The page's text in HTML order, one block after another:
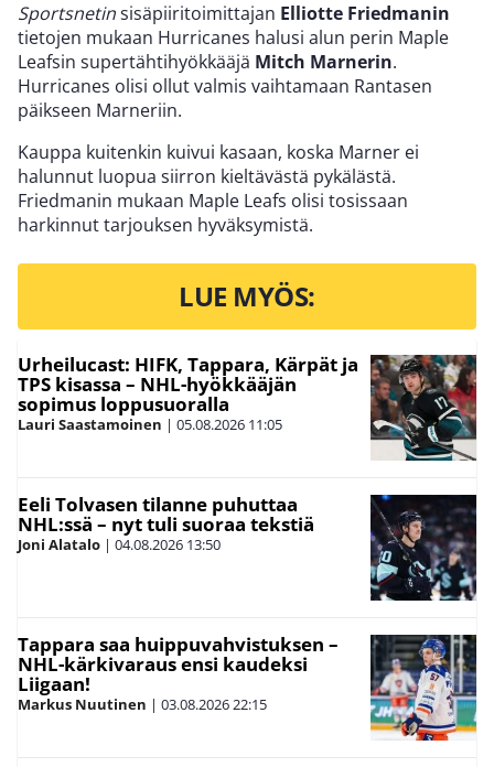
Sportsnetinsisäpiiritoimittajan Elliotte Friedmanin
tietojen mukaan Hurricanes halusi alun perin Maple
Leafsin supertähtihyökkääjä Mitch Marnerin.
Hurricanes olisi ollut valmis vaihtamaan Rantasen
päikseen Marneriin.
Kauppa kuitenkin kuivui kasaan, koska Marner ei
halunnut luopua siirron kieltävästä pykälästä.
Friedmanin mukaan Maple Leafs olisi tosissaan
harkinnut tarjouksen hyväksymistä.
LUE MYÖS:
Urheilucast: HIFK, Tappara, Kärpät ja
TPS kisassa – NHL-hyökkääjän
sopimus loppusuoralla
Lauri Saastamoinen | 05.08.2026 11:05
Eeli Tolvasen tilanne puhuttaa
NHL:ssä – nyt tuli suoraa tekstiä
Joni Alatalo | 04.08.2026 13:50
Tappara saa huippuvahvistuksen –
NHL-kärkivaraus ensi kaudeksi
Liigaan!
Markus Nuutinen | 03.08.202622:15